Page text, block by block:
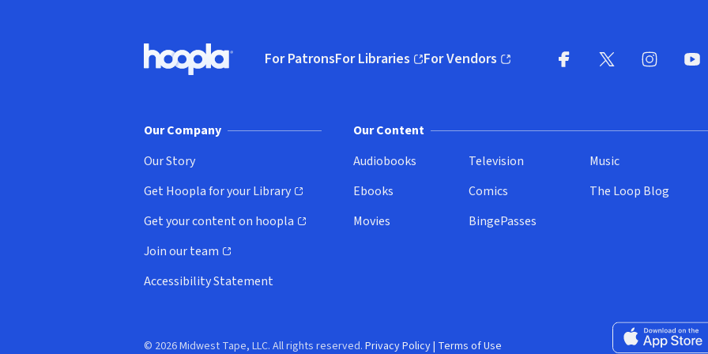
Hoopla logo, Go to homepage
For PatronsFor Libraries
(opens in new window)
For Vendors
(opens in new window)
Our Company
Our Story
Get Hoopla for your Library
(opens in new window)
Get your content on hoopla
(opens in new window)
Join our team
(opens in new window)
Accessibility Statement
Our Content
Audiobooks
Ebooks
Movies
Television
Comics
BingePasses
Music
The Loop Blog
Download on the
© 2026 Midwest Tape, LLC. All rights reserved. Privacy Policy| Terms of Use